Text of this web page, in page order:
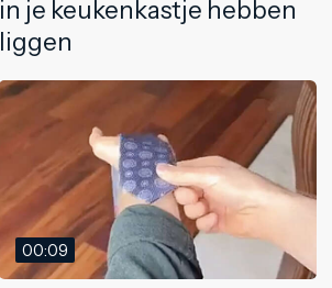
in je keukenkastje hebben
liggen
00:09